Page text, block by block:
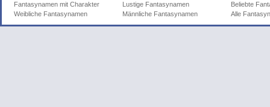
Fantasynamen mit Charakter
Lustige Fantasynamen
Beliebte
Weibliche Fantasynamen
Männliche Fantasynamen Alle